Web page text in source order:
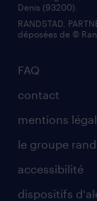
FAQ
contact
mentions
le groupe
accessibilité
dispositifs
Denis (93200).
RANDSTAD,
déposées de ©